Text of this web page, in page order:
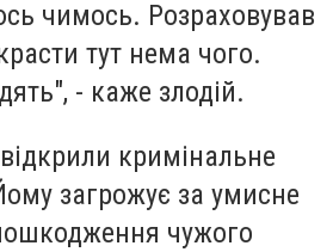
чимось. Розраховував
тут нема чого.
- каже злодій.
кримінальне
загрожує за умисне
чужого